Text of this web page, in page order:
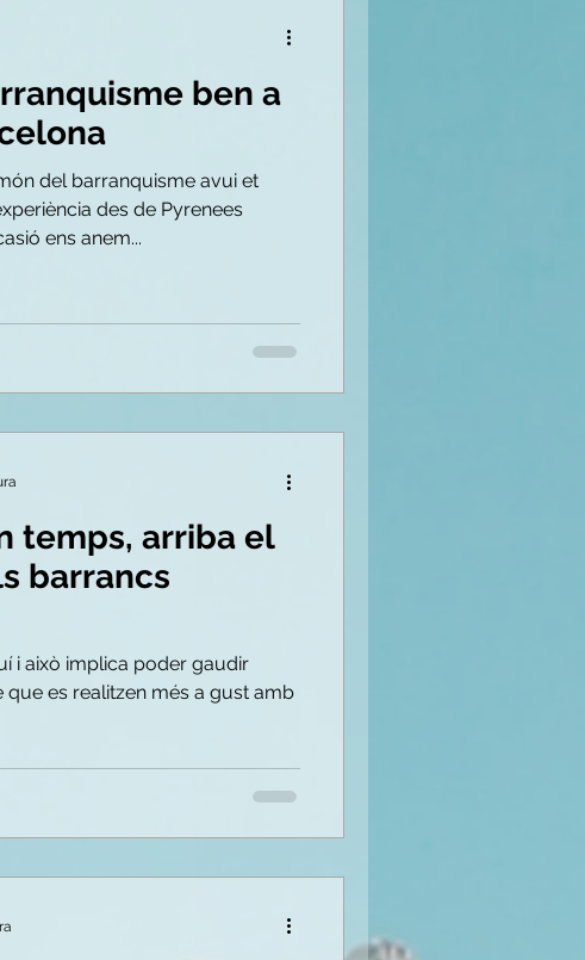
ben a
del barranquisme avui et
des de Pyrenees
ens anem...
temps, arriba el
barrancs
i això implica poder gaudir
que es realitzen més a gust amb